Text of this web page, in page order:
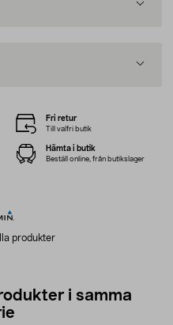
produkter
Fri retur
Till valfri butik
Hämta i butik
Beställ online, från butikslager
i samma